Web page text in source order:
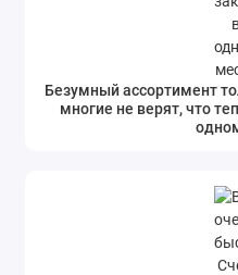
Безумный ассортимент
многие не верят, что